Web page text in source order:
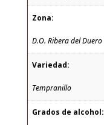
Zona:
D.O. Ribera del Duero
Variedad:
Tempranillo
Grados de alcohol: